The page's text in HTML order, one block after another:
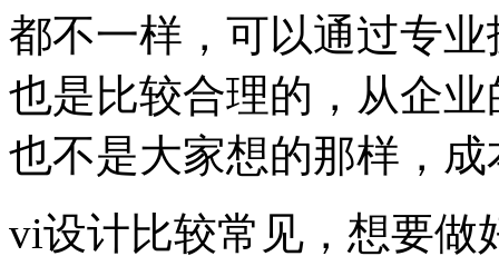
都不一样，可以通过专
也是比较合理的，从企
也不是大家想的那样，
vi设计比较常见，想要做